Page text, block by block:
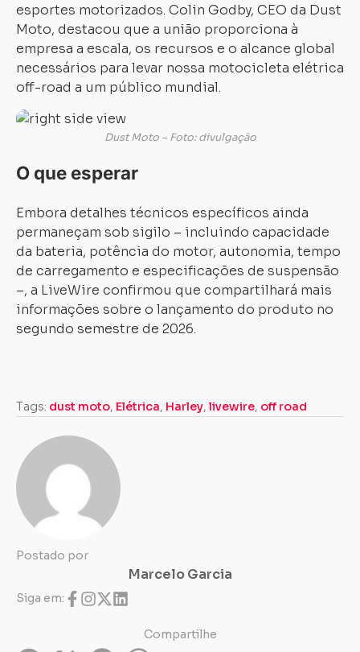
esportes motorizados. Colin Godby, CEO da Dust
Moto, destacou que a união proporciona à
empresa a escala, os recursos e o alcance global
necessários para levar nossa motocicleta elétrica
off-road a um público mundial.
Dust Moto – Foto: divulgação
O que esperar
Embora detalhes técnicos específicos ainda
permaneçam sob sigilo – incluindo capacidade
da bateria, potência do motor, autonomia, tempo
de carregamento e especificações de suspensão
–, a LiveWire confirmou que compartilhará mais
informações sobre o lançamento do produto no
segundo semestre de 2026.
Tags: dust moto, Elétrica, Harley, livewire, off road
Postado por
Marcelo Garcia
Siga em:
Compartilhe
Carregando...
Carregando...